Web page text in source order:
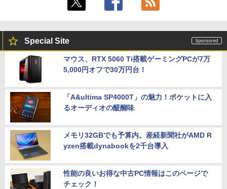
Special Site
マウス、RTX 5060 Ti搭載ゲーミングPCが7万
5,000円オフで30万円台！
「A&ultima SP4000T」の魅力！ポケットに入
るオーディオの醍醐味
メモリ32GBでも予算内。産経新聞社がAMD R
yzen搭載dynabookを2千台導入
性能の良いお得な中古PC情報はこのページで
チェック！